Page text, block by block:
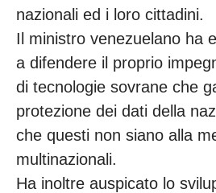
nazionali ed i loro cittadini.
Il ministro venezuelano ha
a difendere il proprio
di tecnologie sovrane che
protezione dei dati della
che questi non siano alla
multinazionali.
Ha inoltre auspicato lo